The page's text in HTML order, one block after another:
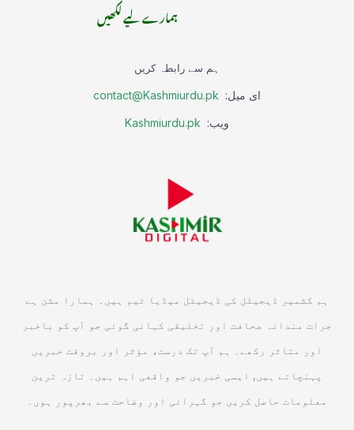
ہمارے لیے لکھیں
ہم سے رابطہ کریں
ای میل: contact@Kashmiurdu.pk
ویب: Kashmiurdu.pk
ہم کشمیر ڈیجیٹل کی ڈیجیٹل میڈیا ٹیم ہیں۔ ہمارا مشن ہے
جرات مندانہ صحافت اور تخلیقی کہانی گوئی جو آپ کو باخبر
اور متاثر رکھے۔ ہم آپ تک درست، مؤثر اور بروقت خبریں
پہنچاتے ہیں, ایسی خبریں جو واقعی اہم ہیں۔ تازہ ترین
معلومات حاصل کریں جو گہرائی اور وضاحت سے بھرپور ہوں۔